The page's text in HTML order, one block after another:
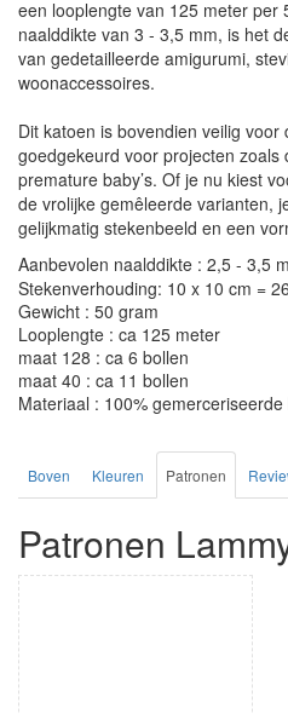
een looplengte van 125 meter per
naalddikte van 3 - 3,5 mm, is het
van gedetailleerde amigurumi,
woonaccessoires.
Dit katoen is bovendien veilig
goedgekeurd voor projecten zoals
premature baby’s. Of je nu kiest
de vrolijke gemêleerde varianten,
gelijkmatig stekenbeeld en een
Aanbevolen naalddikte : 2,5 - 3,5
Stekenverhouding: 10 x 10 cm =
Gewicht : 50 gram
Looplengte : ca 125 meter
maat 128 : ca 6 bollen
maat 40 : ca 11 bollen
Materiaal : 100% gemerceriseerde
Boven Kleuren Patronen
Patronen